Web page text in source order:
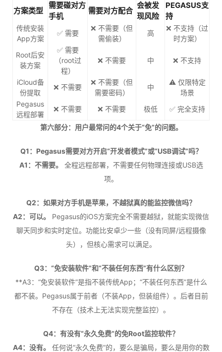
方案类型
需要碰对方
手机
需要对方配合
会被发
现风险
PEGASUS支
持
传统安装
App方案
✅ 需要
❌ 不需要（但
需偷装）
高
❌ 不支持（过
时方案）
Root后安
装方案
✅ 需要
（root过
程）
❌ 不需要 中 ❌ 不支持
iCloud备
份提取
❌ 不需要
❌ 不需要（但
需要密码）
中
⚠️ 仅限特定
场景
Pegasus
远程部署
❌ 不需要 ❌ 不需要 极低 ✅ 完全支持
第六部分：用户最常问的4个关于“免”的问题。
Q1：Pegasus需要对方开启“开发者模式”或“USB调试”吗？
A1：不需要。
全程远程部署，不需要任何物理连接或USB选
项。
Q2：如果对方手机是苹果，不越狱真的能监控微信吗？
A2：可以。
Pegasus的iOS方案完全不需要越狱，就能实现微信
聊天同步和实时定位。功能比安卓少一些（没有同屏/远程摄像
头），但核心需求可以满足。
Q3：“免安装软件”和“不装任何东西”有什么区别？
**A3：“免安装软件”是指不装传统App；“不装任何东西”是什么
都不装。Pegasus属于前者（不装App，但装组件）。后者目前
不存在（技术上无法实现完整监控）。
Q4：有没有“永久免费”的免Root监控软件？
A4：没有。
任何说“永久免费”的，要么是骗局，要么是用你的数